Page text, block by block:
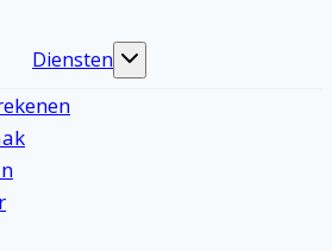
Diensten
Toggle
submenu